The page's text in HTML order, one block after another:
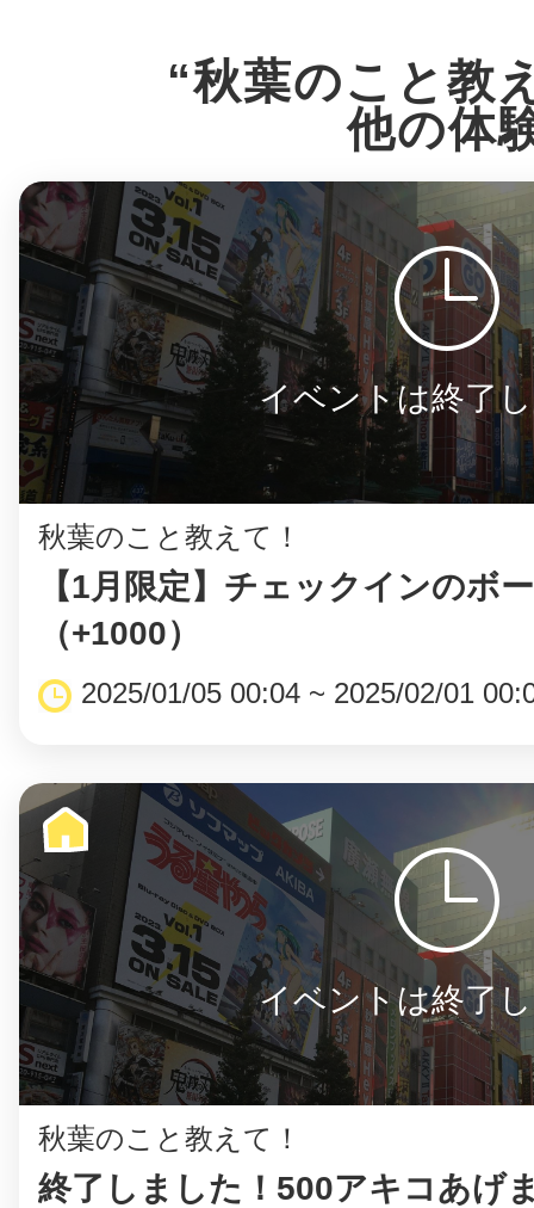
“秋葉のこと教
他の体
イベントは終了
秋葉のこと教えて！
【1月限定】チェックインのボ
（+1000）
2025/01/05 00:04 ~ 2025/02/01
イベントは終了
秋葉のこと教えて！
終了しました！500アキコあげ
日立
滋賀県
お知らせ
ヘルプ
お問い合わせ
プライバシーポ